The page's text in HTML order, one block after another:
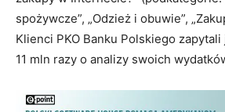
spożywcze”, „Odzież i obuwie”,
Klienci PKO Banku Polskiego
11 mln razy o analizy swoich